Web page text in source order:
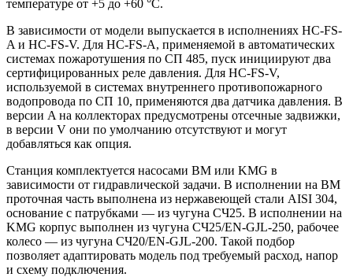
температуре от +5 до +60 °С.
В зависимости от модели выпускается в исполнениях HC-FS-
A и HC-FS-V. Для HC-FS-A, применяемой в автоматических
системах пожаротушения по СП 485, пуск инициируют два
сертифицированных реле давления. Для HC-FS-V,
используемой в системах внутреннего противопожарного
водопровода по СП 10, применяются два датчика давления. В
версии A на коллекторах предусмотрены отсечные задвижки,
в версии V они по умолчанию отсутствуют и могут
добавляться как опция.
Станция комплектуется насосами BM или KMG в
зависимости от гидравлической задачи. В исполнении на BM
проточная часть выполнена из нержавеющей стали AISI 304,
основание с патрубками — из чугуна СЧ25. В исполнении на
KMG корпус выполнен из чугуна СЧ25/EN-GJL-250, рабочее
колесо — из чугуна СЧ20/EN-GJL-200. Такой подбор
позволяет адаптировать модель под требуемый расход, напор
и схему подключения.